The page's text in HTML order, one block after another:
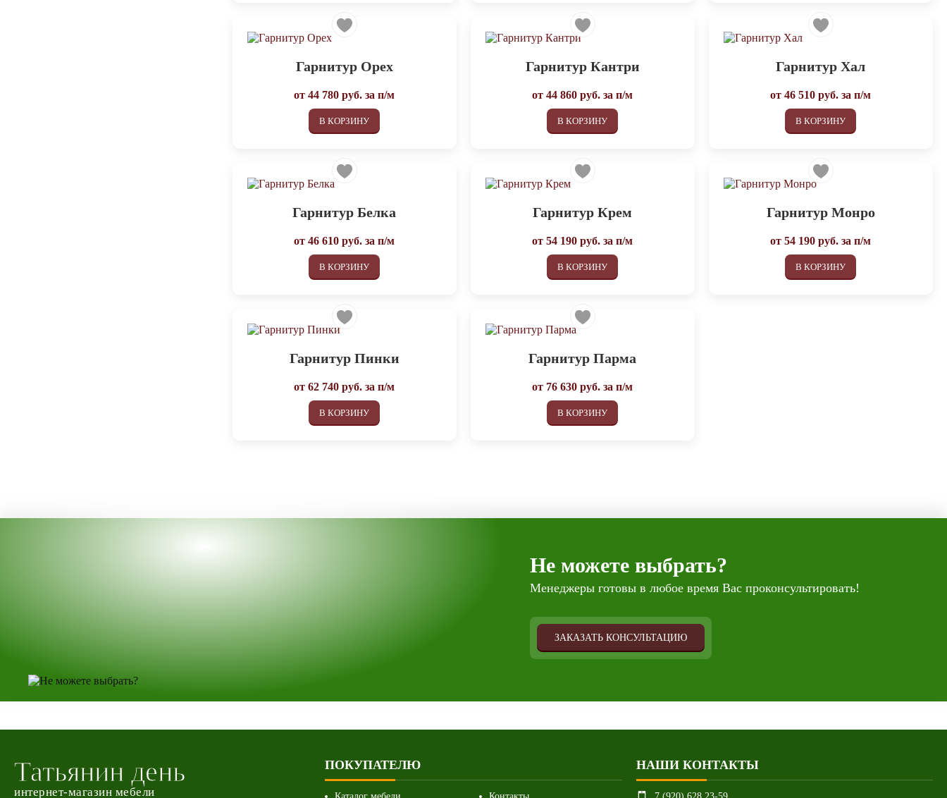
Гарнитур Орех
от44 780 руб. за п/м
В КОРЗИНУ
Гарнитур Кантри
от44 860 руб. за п/м
В КОРЗИНУ
Гарнитур Хал
от46 510 руб. за п/м
В КОРЗИНУ
Гарнитур Белка
от46 610 руб. за п/м
В КОРЗИНУ
Гарнитур Крем
от54 190 руб. за п/м
В КОРЗИНУ
Гарнитур Монро
от54 190 руб. за п/м
В КОРЗИНУ
Гарнитур Пинки
от62 740 руб. за п/м
В КОРЗИНУ
Гарнитур Парма
от 76 630 руб. за п/м
В КОРЗИНУ
Не можете выбрать?
Менеджеры готовы в любое время Вас проконсультировать!
ЗАКАЗАТЬ КОНСУЛЬТАЦИЮ
Татьянин день
интернет-магазин мебели
ПОКУПАТЕЛЮ НАШИ КОНТАКТЫ